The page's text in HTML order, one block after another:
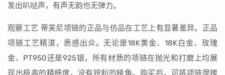
发出叭哒声，有声无韵也无弹力。
观察工艺 蒂芙尼项链的正品与仿品在工艺上有显著差异。正品
项链工艺精湛，质感出众。无论是18K黄金、18K白金、玫瑰
金、PT950还是925银，所有材质的项链在抛光和打磨上均展
现出极高的精细度，没有锐利的棱角。购买后，可将项链摩擦